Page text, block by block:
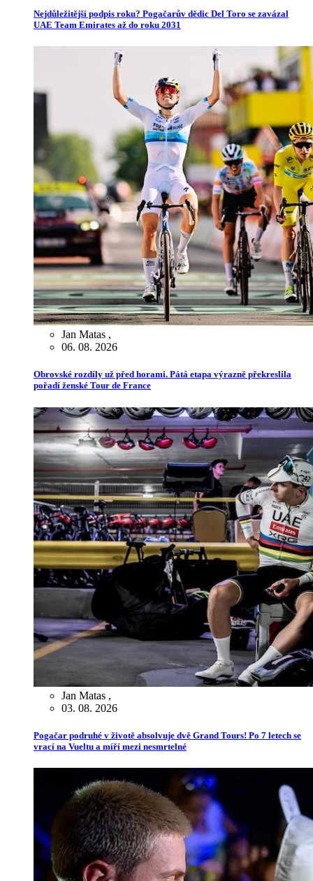
Nejdůležitější podpis roku? Pogačarův dědic Del Toro se zavázal
UAE Team Emirates až do roku 2031
Jan Matas ,
06. 08. 2026
Obrovské rozdíly už před horami. Pátá etapa výrazně překreslila
pořadí ženské Tour de France
Jan Matas ,
03. 08. 2026
Pogačar podruhé v životě absolvuje dvě Grand Tours! Po 7 letech se
vrací na Vueltu a míří mezi nesmrtelné